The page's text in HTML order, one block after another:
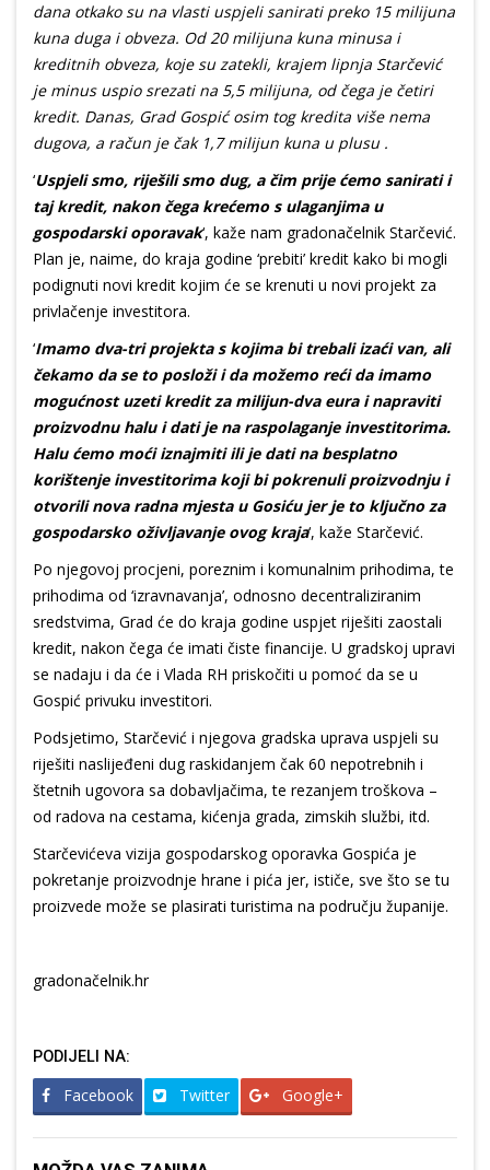
dana otkako su na vlasti uspjeli sanirati preko 15 milijuna
kuna duga i obveza. Od 20 milijuna kuna minusa i
kreditnih obveza, koje su zatekli, krajem lipnja Starčević
je minus uspio srezati na 5,5 milijuna, od čega je četiri
kredit. Danas, Grad Gospić osim tog kredita više nema
dugova, a račun je čak 1,7 milijun kuna u plusu .
‘Uspjeli smo, riješili smo dug, a čim prije ćemo sanirati i
taj kredit, nakon čega krećemo s ulaganjima u
gospodarski oporavak‘, kaže nam gradonačelnik Starčević.
Plan je, naime, do kraja godine ‘prebiti’ kredit kako bi mogli
podignuti novi kredit kojim će se krenuti u novi projekt za
privlačenje investitora.
‘Imamo dva-tri projekta s kojima bi trebali izaći van, ali
čekamo da se to posloži i da možemo reći da imamo
mogućnost uzeti kredit za milijun-dva eura i napraviti
proizvodnu halu i dati je na raspolaganje investitorima.
Halu ćemo moći iznajmiti ili je dati na besplatno
korištenje investitorima koji bi pokrenuli proizvodnju i
otvorili nova radna mjesta u Gosiću jer je to ključno za
gospodarsko oživljavanje ovog kraja‘, kaže Starčević.
Po njegovoj procjeni, poreznim i komunalnim prihodima, te
prihodima od ‘izravnavanja’, odnosno decentraliziranim
sredstvima, Grad će do kraja godine uspjet riješiti zaostali
kredit, nakon čega će imati čiste financije. U gradskoj upravi
se nadaju i da će i Vlada RH priskočiti u pomoć da se u
Gospić privuku investitori.
Podsjetimo, Starčević i njegova gradska uprava uspjeli su
riješiti naslijeđeni dug raskidanjem čak 60 nepotrebnih i
štetnih ugovora sa dobavljačima, te rezanjem troškova –
od radova na cestama, kićenja grada, zimskih službi, itd.
Starčevićeva vizija gospodarskog oporavka Gospića je
pokretanje proizvodnje hrane i pića jer, ističe, sve što se tu
proizvede može se plasirati turistima na području županije.
gradonačelnik.hr
PODIJELI NA:
Facebook Twitter Google+